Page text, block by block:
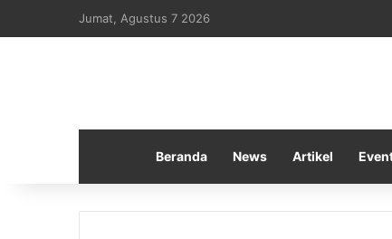
Jumat, Agustus 7 2026
Beranda News Artikel